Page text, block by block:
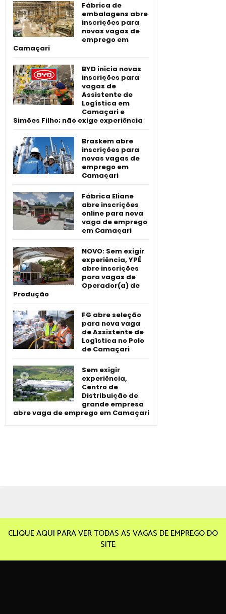
Fábrica de
embalagens abre
inscrições para
novas vagas de
emprego em
Camaçari
BYD inicia novas
inscrições para
vagas de
Assistente de
Logística em
Camaçari e
Simões Filho; não exige experiência
Braskem abre
inscrições para
novas vagas de
emprego em
Camaçari
Fábrica Eliane
abre inscrições
online para nova
vaga de emprego
em Camaçari
NOVO: Sem exigir
experiência, YPÊ
abre inscrições
para vagas de
Operador(a) de
Produção
FG abre seleção
para nova vaga
de Assistente de
Logística no Polo
de Camaçari
Sem exigir
experiência,
Centro de
Distribuição de
grande empresa
abre vaga de emprego em Camaçari
CLIQUE AQUI PARA VER TODAS AS VAGAS DE EMPREGO DO
SITE